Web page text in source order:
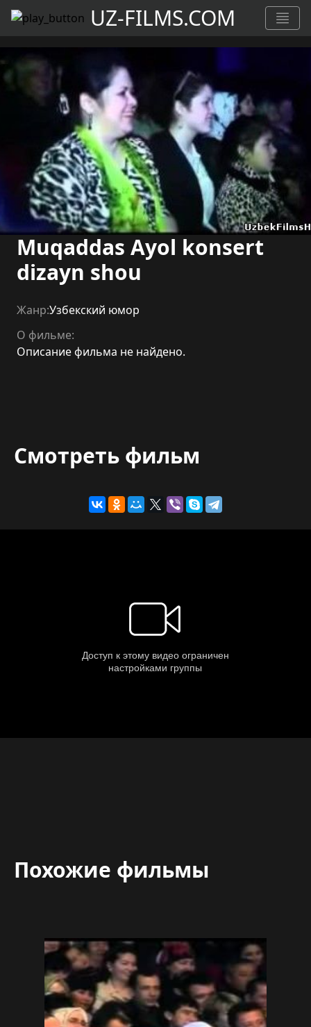
UZ-FILMS.COM
Muqaddas Ayol konsert
dizayn shou
Жанр:Узбекский юмор
О фильме:
Описание фильма не найдено.
Смотреть фильм
Похожие фильмы